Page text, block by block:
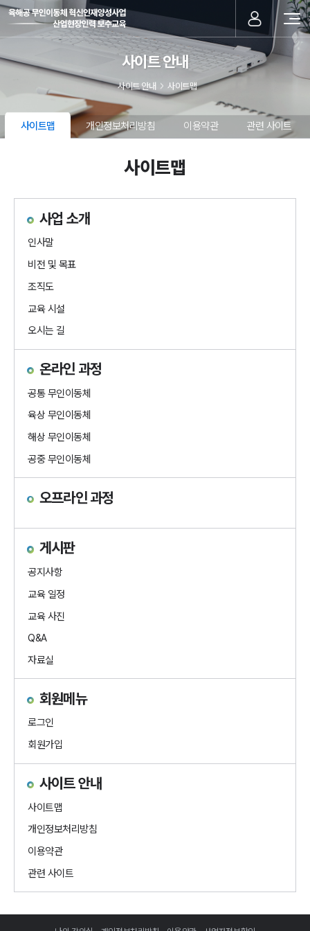
사이트 안내
사이트 안내 사이트맵
사이트맵 개인정보처리방침 이용약관 관련 사이트
사이트맵
사업 소개
인사말
비전 및 목표
조직도
교육 시설
오시는 길
온라인 과정
공통 무인이동체
육상 무인이동체
해상 무인이동체
공중 무인이동체
오프라인 과정
게시판
공지사항
교육 일정
교육 사진
Q&A
자료실
회원메뉴
로그인
회원가입
사이트 안내
사이트맵
개인정보처리방침
이용약관
관련 사이트